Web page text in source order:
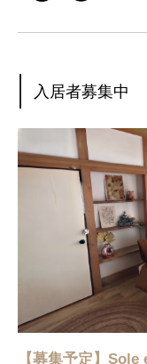
入居者募集中
【募集予定】